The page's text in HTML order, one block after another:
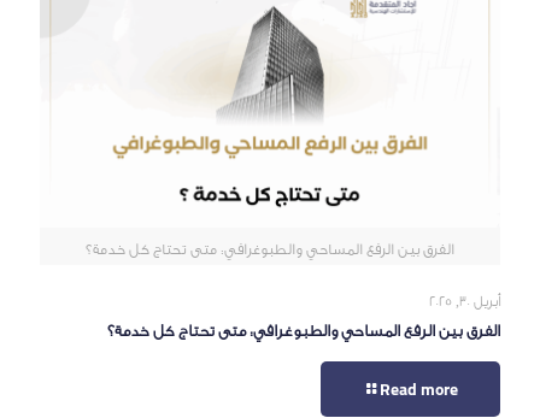
الفرق بين الرفع المساحي والطبوغرافي: متى تحتاج كل خدمة؟
أبريل 30, 2025
الفرق بين الرفع المساحي والطبوغرافي: متى تحتاج كل خدمة؟
Read more